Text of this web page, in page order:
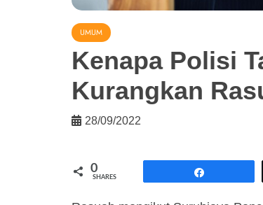
UMUM
Kenapa Polisi
Kurangkan
28/09/2022
0
SHARES